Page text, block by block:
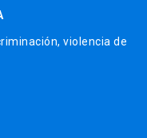
violencia de